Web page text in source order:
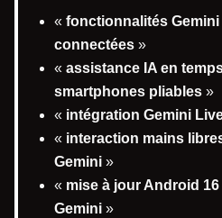
« fonctionnalités
connectées »
« assistance IA en
smartphones pliables »
« intégration Gemini
« interaction mains
Gemini »
« mise à jour Android
Gemini »